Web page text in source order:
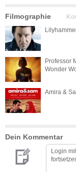
Filmographie
Professor
Wonder
Amira &
Dein Kommentar
Login mit